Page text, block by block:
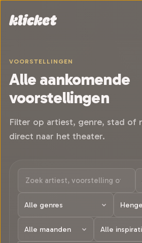
VOORSTELLINGEN
Alle aankomende
voorstellingen
Filter op artiest, genre, stad of
direct naar het theater.